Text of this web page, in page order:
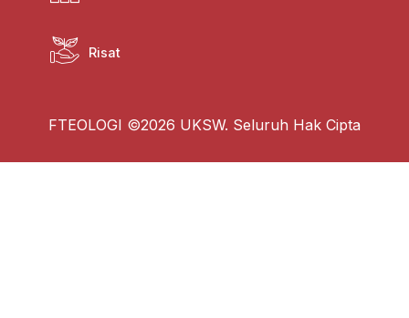
Risat
FTEOLOGI ©2026 UKSW. Seluruh Hak Cipta